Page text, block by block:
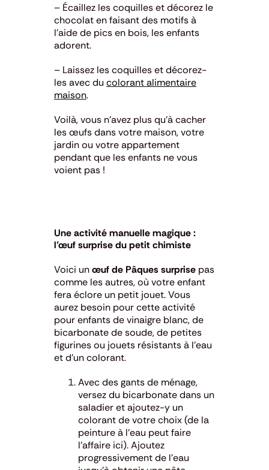
– Écaillez les coquilles et décorez le
chocolat en faisant des motifs à
l’aide de pics en bois, les enfants
adorent.
– Laissez les coquilles et décorez-
les avec du colorant alimentaire
maison.
Voilà, vous n’avez plus qu’à cacher
les œufs dans votre maison, votre
jardin ou votre appartement
pendant que les enfants ne vous
voient pas !
Une activité manuelle magique :
l’œuf surprise du petit chimiste
Voici unœuf de Pâques surprise pas
comme les autres, où votre enfant
fera éclore un petit jouet. Vous
aurez besoin pour cette activité
pour enfants de vinaigre blanc, de
bicarbonate de soude, de petites
figurines ou jouets résistants à l’eau
et d’un colorant.
Avec des gants de ménage,
versez du bicarbonate dans un
saladier et ajoutez-y un
colorant de votre choix (de la
peinture à l’eau peut faire
l’affaire ici). Ajoutez
progressivement de l’eau